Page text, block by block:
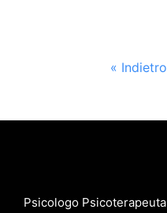
« Indietro
Psicologo Psicoterapeuta